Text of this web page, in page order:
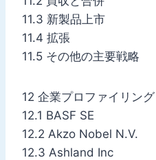
11.3 新製品上市
11.4 拡張
11.5 その他の主要戦略
12 企業プロファイリング
12.1 BASF SE
12.2 Akzo Nobel N.V.
12.3 Ashland Inc